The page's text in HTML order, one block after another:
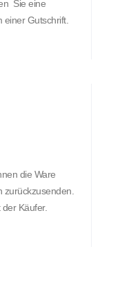
Sie eine
einer Gutschrift.
die Ware
zurückzusenden.
Käufer.